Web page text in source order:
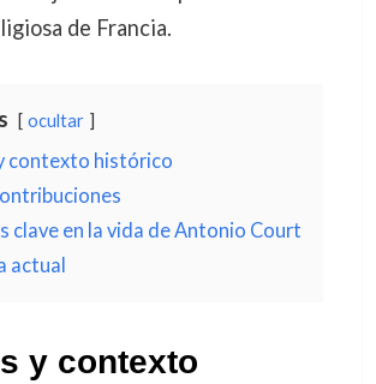
de Francia.
ocultar
contexto histórico
clave en la vida de Antonio Court
actual
y contexto